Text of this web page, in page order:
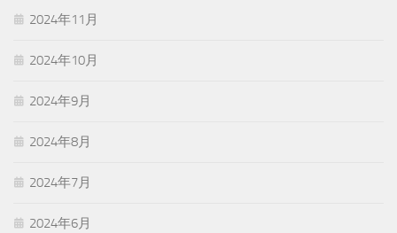
2024年11月
2024年10月
2024年9月
2024年8月
2024年7月
2024年6月